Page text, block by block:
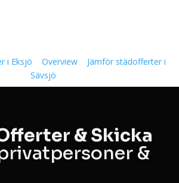
i Eksjö Overview
Jämför städofferter i
Sävsjö
& Skicka
&